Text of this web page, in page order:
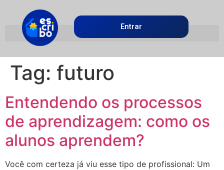
Entrar
Tag: futuro
Entendendo os processos
de aprendizagem: como os
alunos aprendem?
Você com certeza já viu esse tipo de profissional: Um